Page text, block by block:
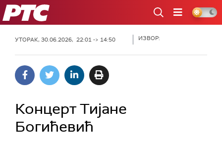
РТС
УТОРАК, 30.06.2026, 22:01 -> 14:50 ИЗВОР:
Концерт Тијане
Богићевић